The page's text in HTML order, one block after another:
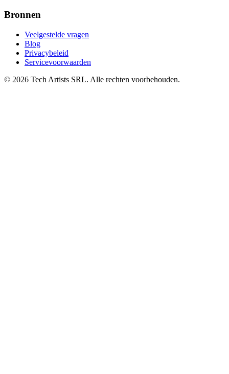
Bronnen
Veelgestelde vragen
Blog
Privacybeleid
Servicevoorwaarden
© 2026 Tech Artists SRL. Alle rechten voorbehouden.